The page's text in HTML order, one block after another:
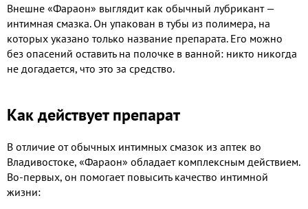
Внешне «Фараон» выглядит как обычный лубрикант —
интимная смазка. Он упакован в тубы из полимера, на
которых указано только название препарата. Его можно
без опасений оставить на полочке в ванной: никто никогда
не догадается, что это за средство.
Как действует препарат
В отличие от обычных интимных смазок из аптек во
Владивостоке, «Фараон» обладает комплексным действием.
Во-первых, он помогает повысить качество интимной
жизни: